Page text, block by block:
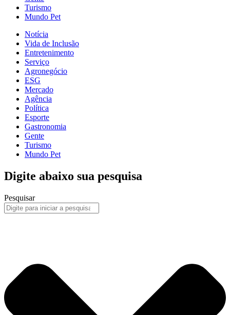
Turismo
Mundo Pet
Notícia
Vida de Inclusão
Entretenimento
Serviço
Agronegócio
ESG
Mercado
Agência
Política
Esporte
Gastronomia
Gente
Turismo
Mundo Pet
Digite abaixo sua pesquisa
Pesquisar